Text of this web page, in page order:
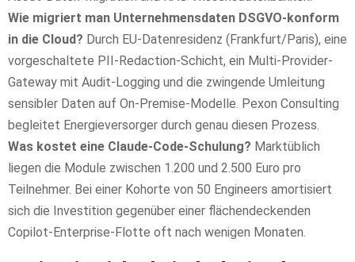
Wie migriert man Unternehmensdaten DSGVO-konform
in die Cloud? Durch EU-Datenresidenz (Frankfurt/Paris), eine
vorgeschaltete PII-Redaction-Schicht, ein Multi-Provider-
Gateway mit Audit-Logging und die zwingende Umleitung
sensibler Daten auf On-Premise-Modelle. Pexon Consulting
begleitet Energieversorger durch genau diesen Prozess.
Was kostet eine Claude-Code-Schulung? Marktüblich
liegen die Module zwischen 1.200 und 2.500 Euro pro
Teilnehmer. Bei einer Kohorte von 50 Engineers amortisiert
sich die Investition gegenüber einer flächendeckenden
Copilot-Enterprise-Flotte oft nach wenigen Monaten.